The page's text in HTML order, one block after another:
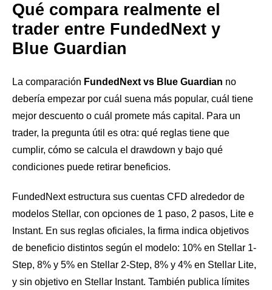
Qué compara realmente el
trader entre FundedNext y
Blue Guardian
La comparación FundedNext vs Blue Guardian no
debería empezar por cuál suena más popular, cuál tiene
mejor descuento o cuál promete más capital. Para un
trader, la pregunta útil es otra: qué reglas tiene que
cumplir, cómo se calcula el drawdown y bajo qué
condiciones puede retirar beneficios.
FundedNext estructura sus cuentas CFD alrededor de
modelos Stellar, con opciones de 1 paso, 2 pasos, Lite e
Instant. En sus reglas oficiales, la firma indica objetivos
de beneficio distintos según el modelo: 10% en Stellar 1-
Step, 8% y 5% en Stellar 2-Step, 8% y 4% en Stellar Lite,
y sin objetivo en Stellar Instant. También publica límites